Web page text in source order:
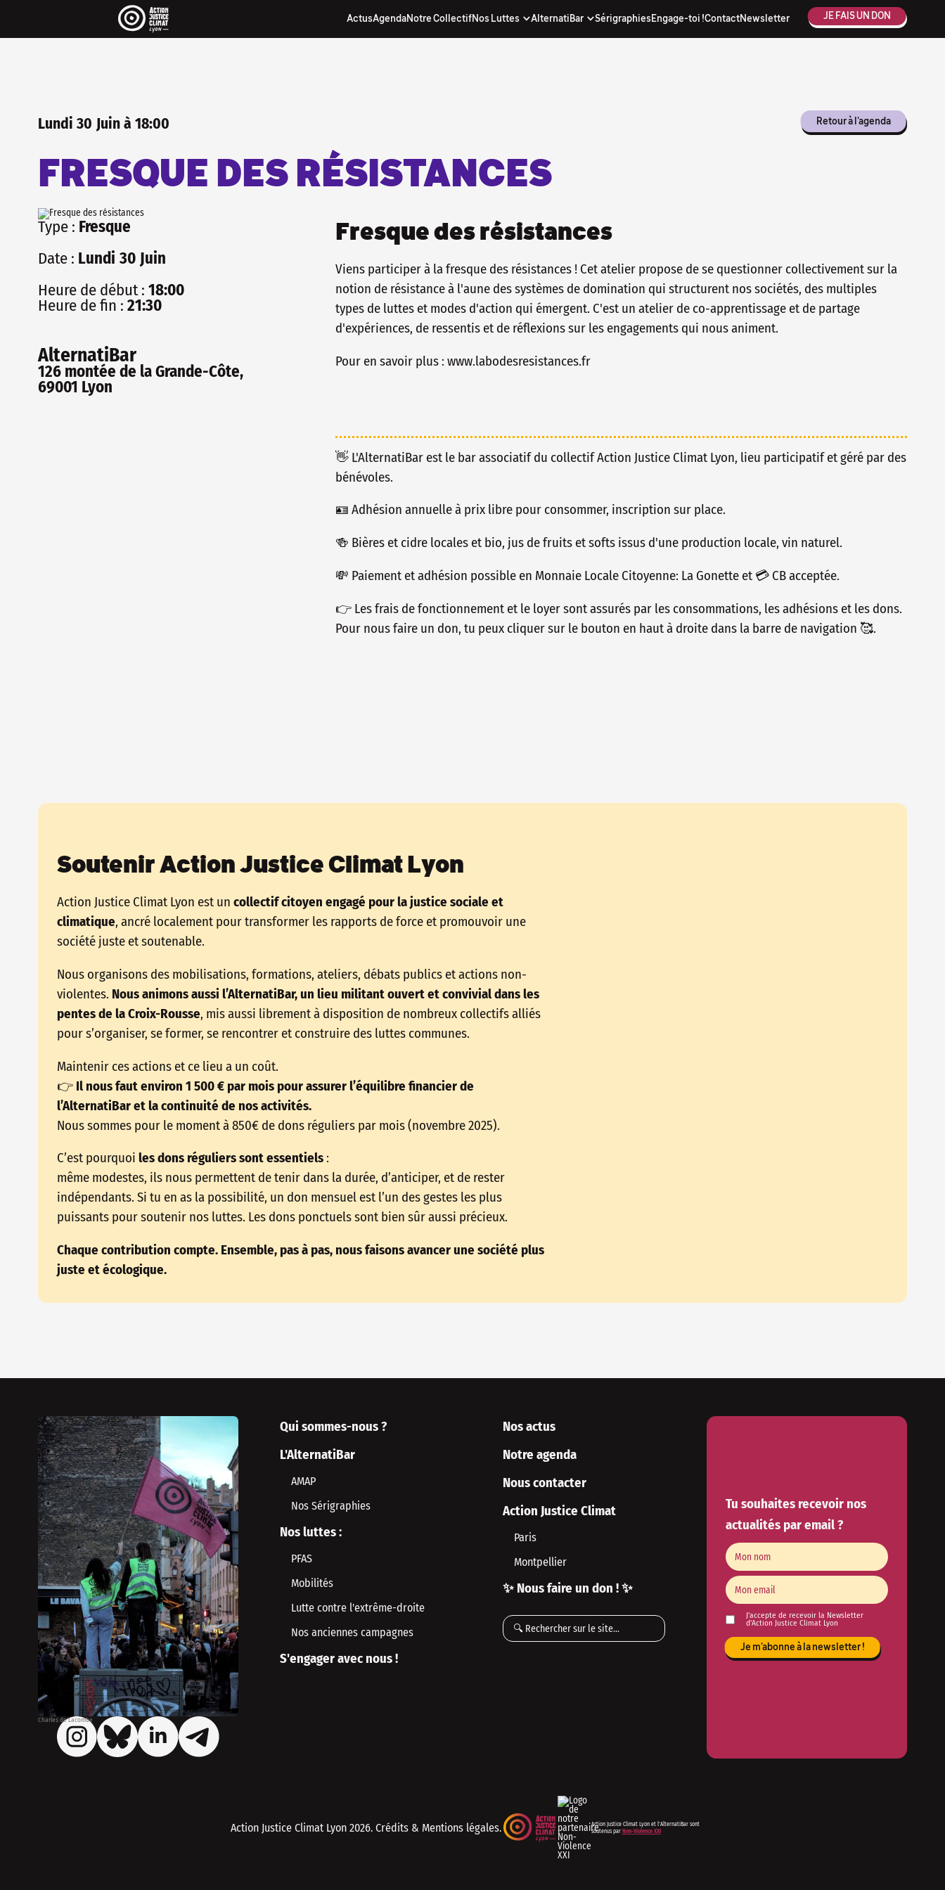
ActusAgendaNotre CollectifNos Luttes AlternatiBar SérigraphiesEngage-toi !ContactNewsletter JE FAIS UN DON
Lundi 30 Juin à 18:00 Retour à l'agenda
FRESQUE DES RÉSISTANCES
Type : Fresque
Date : Lundi 30 Juin
Heure de début : 18:00
Heure de fin : 21:30
AlternatiBar
126 montée de la Grande-Côte,
69001 Lyon
Fresque des résistances
Viens participer à la fresque des résistances ! Cet atelier propose de se questionner collectivement sur la
notion de résistance à l'aune des systèmes de domination qui structurent nos sociétés, des multiples
types de luttes et modes d'action qui émergent. C'est un atelier de co-apprentissage et de partage
d'expériences, de ressentis et de réflexions sur les engagements qui nous animent.
Pour en savoir plus : www.labodesresistances.fr
👋 L'AlternatiBar est le bar associatif du collectif Action Justice Climat Lyon, lieu participatif et géré par des
bénévoles.
🪪 Adhésion annuelle à prix libre pour consommer, inscription sur place.
🍻 Bières et cidre locales et bio, jus de fruits et softs issus d'une production locale, vin naturel.
💸 Paiement et adhésion possible en Monnaie Locale Citoyenne: La Gonette et 💳 CB acceptée.
👉 Les frais de fonctionnement et le loyer sont assurés par les consommations, les adhésions et les dons.
Pour nous faire un don, tu peux cliquer sur le bouton en haut à droite dans la barre de navigation 🥰.
Soutenir Action Justice Climat Lyon
Action Justice Climat Lyon est un collectif citoyen engagé pour la justice sociale et
climatique, ancré localement pour transformer les rapports de force et promouvoir une
société juste et soutenable.
Nous organisons des mobilisations, formations, ateliers, débats publics et actions non-
violentes. Nous animons aussi l’AlternatiBar, un lieu militant ouvert et convivial dans les
pentes de la Croix-Rousse, mis aussi librement à disposition de nombreux collectifs alliés
pour s’organiser, se former, se rencontrer et construire des luttes communes.
Maintenir ces actions et ce lieu a un coût.
👉 Il nous faut environ 1 500 € par mois pour assurer l’équilibre financier de
l’AlternatiBar et la continuité de nos activités.
Nous sommes pour le moment à 850€ de dons réguliers par mois (novembre 2025).
C’est pourquoi les dons réguliers sont essentiels:
même modestes, ils nous permettent de tenir dans la durée, d’anticiper, et de rester
indépendants. Si tu en as la possibilité, un don mensuel est l’un des gestes les plus
puissants pour soutenir nos luttes. Les dons ponctuels sont bien sûr aussi précieux.
Chaque contribution compte. Ensemble, pas à pas, nous faisons avancer une société plus
juste et écologique.
Charles de Lacombe
Qui sommes-nous ?
L'AlternatiBar
AMAP
Nos Sérigraphies
Nos luttes :
PFAS
Mobilités
Lutte contre l'extrême-droite
Nos anciennes campagnes
S'engager avec nous !
Nos actus
Notre agenda
Nous contacter
Action Justice Climat
Paris
Montpellier
✨ Nous faire un don ! ✨
Tu souhaites recevoir nos
actualités par email ?
J'accepte de recevoir la Newsletter
d'Action Justice Climat Lyon
Action Justice Climat Lyon 2026. Crédits & Mentions légales.
Action Justice Climat Lyon et l'AlternatiBar sont
soutenus par Non-Violence XXI